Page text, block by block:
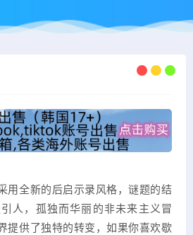
用全新的后启示录风格，谜题的结
人，孤独而华丽的非未来主义冒
提供了独特的转变，如果你喜欢歇